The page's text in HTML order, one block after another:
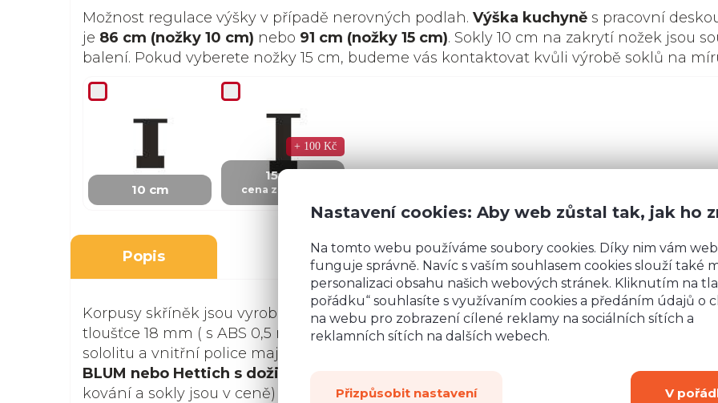
Možnost regulace výšky v případě nerovných podlah. Výška kuchyně s pracovní
je 86 cm (nožky 10 cm) nebo 91 cm (nožky 15 cm). Sokly 10 cm na zakrytí nožek jsou
balení. Pokud vyberete nožky 15 cm, budeme vás kontaktovat kvůli výrobě soklů na
10 cm
15 cm
cena za skříňku
+ 100 Kč
Popis
Korpusy skříněk jsou vyrobené z kvalitní LTD desky o
tloušťce 18 mm ( s ABS 0,5 mm). Záda jsou z bílého
sololitu a vnitřní police mají nosnost 15-25 kg.
BLUM nebo Hettich s doživotní zárukou
kování a sokly jsou v ceně) a všechna dvířka i zásuvky
Nastavení cookies: Aby web zůstal tak, jak ho
Na tomto webu používáme soubory cookies. Díky nim vám web
funguje správně. Navíc s vaším souhlasem cookies slouží také
personalizaci obsahu našich webových stránek. Kliknutím na
pořádku“ souhlasíte s využívaním cookies a předáním údajů o
na webu pro zobrazení cílené reklamy na sociálních sítích a
reklamních sítích na dalších webech.
Přizpůsobit nastavení V